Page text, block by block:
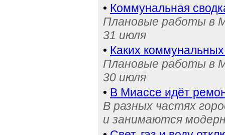
• Коммунальная
Плановые работы в
31 июля
• Каких
Плановые работы в
30 июля
• В Миассе идёт
В разных частях
и занимаются